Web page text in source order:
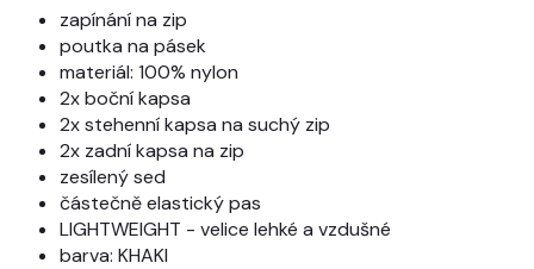
zapínání na zip
poutka na pásek
materiál: 100% nylon
2x boční kapsa
2x stehenní kapsa na suchý zip
2x zadní kapsa na zip
zesílený sed
částečně elastický pas
LIGHTWEIGHT - velice lehké a vzdušné
barva: KHAKI